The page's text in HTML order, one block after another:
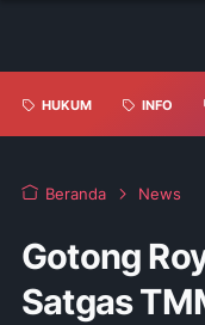
HUKUM INFO
Beranda News
Gotong
Satgas